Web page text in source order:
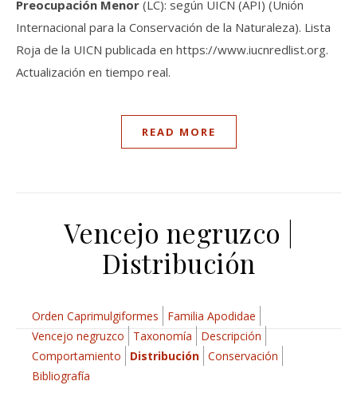
Preocupación Menor (LC): según UICN (API) (Unión
Internacional para la Conservación de la Naturaleza). Lista
Roja de la UICN publicada en https://www.iucnredlist.org.
Actualización en tiempo real.
READ MORE
Vencejo negruzco |
Distribución
Orden Caprimulgiformes
Familia Apodidae
Vencejo negruzco
Taxonomía
Descripción
Comportamiento
Distribución Conservación
Bibliografía